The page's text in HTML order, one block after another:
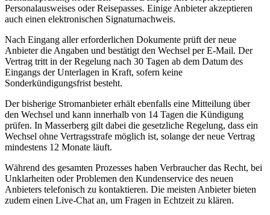
Personalausweises oder Reisepasses. Einige Anbieter akzeptieren
auch einen elektronischen Signaturnachweis.
Nach Eingang aller erforderlichen Dokumente prüft der neue
Anbieter die Angaben und bestätigt den Wechsel per E‑Mail. Der
Vertrag tritt in der Regelung nach 30 Tagen ab dem Datum des
Eingangs der Unterlagen in Kraft, sofern keine
Sonderkündigungsfrist besteht.
Der bisherige Stromanbieter erhält ebenfalls eine Mitteilung über
den Wechsel und kann innerhalb von 14 Tagen die Kündigung
prüfen. In Masserberg gilt dabei die gesetzliche Regelung, dass ein
Wechsel ohne Vertragsstrafe möglich ist, solange der neue Vertrag
mindestens 12 Monate läuft.
Während des gesamten Prozesses haben Verbraucher das Recht, bei
Unklarheiten oder Problemen den Kundenservice des neuen
Anbieters telefonisch zu kontaktieren. Die meisten Anbieter bieten
zudem einen Live‑Chat an, um Fragen in Echtzeit zu klären.